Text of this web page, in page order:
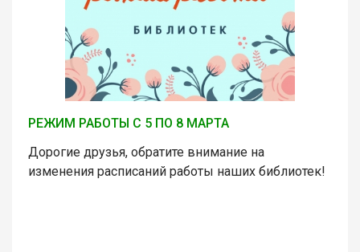
РЕЖИМ РАБОТЫ С 5 ПО 8 МАРТА
Дорогие друзья, обратите внимание на
изменения расписаний работы наших библиотек!